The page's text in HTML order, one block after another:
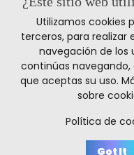
Métodos De Pago
© 2023
mencionadas
Todos los
El plazo de
es de 10-15
Utilizamos cookies
terceros, para realizar
navegación de los
continúas navegando,
que aceptas su uso.
sobre
Política de
Got It